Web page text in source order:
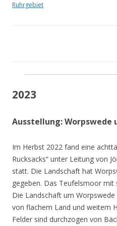
Ruhrgebiet
2023
Ausstellung: Worpswede
Im Herbst 2022 fand eine
Rucksacks“ unter Leitung von
statt. Die Landschaft hat
gegeben. Das Teufelsmoor mit
Die Landschaft um
von flachem Land und weitem
Felder sind durchzogen von